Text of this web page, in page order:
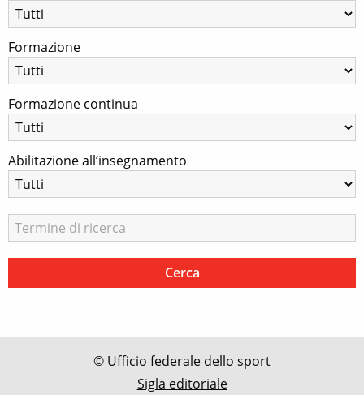
Formazione
Formazione continua
Abilitazione all’insegnamento
© Ufficio federale dello sport
Sigla editoriale